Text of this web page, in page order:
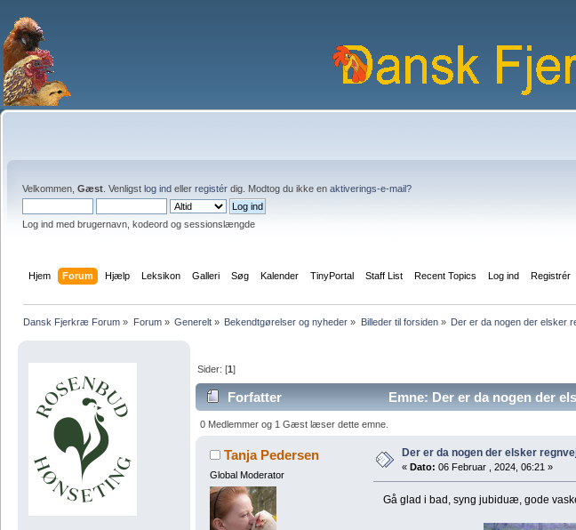
Velkommen, Gæst . Venligst log ind eller registér dig. Modtog du ikke en aktiverings-e-mail?
Log ind med brugernavn, kodeord og sessionslængde
Hjem Forum Hjælp Leksikon Galleri Søg Kalender TinyPortal Staff List Recent Topics Log ind Registrér
Dansk Fjerkræ Forum » Forum» Generelt» Bekendtgørelser og nyheder » Billeder til forsiden» Der er da nogen der elsker
Sider: [1]
Forfatter Emne: Der er da nogen der
0 Medlemmer og 1 Gæst læser dette emne.
Tanja Pedersen
Global Moderator
Der er da nogen der elsker
« Dato: 06 Februar , 2024, 06:21 »
Gå glad i bad, syng jubiduæ, gode